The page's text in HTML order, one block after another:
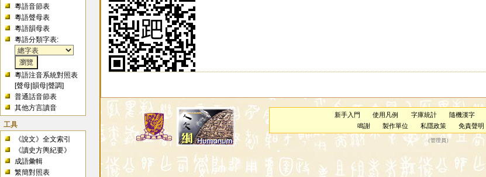
粵語音節表
粵語聲母表
粵語韻母表
粵語分類字表:
粵語注音系統對照表
[聲母 |韻母 |聲調]
普通話音節表
其他方言讀音
工具
《說文》全文索引
《讀史方輿紀要》
成語彙輯
繁簡對照表
新手入門 使用凡例 字庫統計 隨機漢字
鳴謝
製作單位 私隱政策 免責聲明
（管理員 ）